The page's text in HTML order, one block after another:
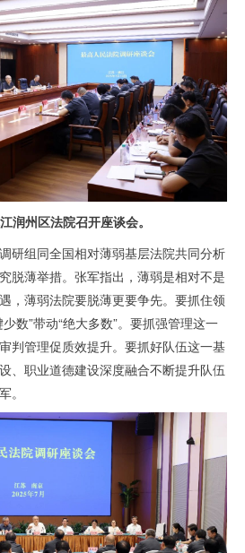
润州区法院召开座谈会。
组同全国相对薄弱基层法院共同分析
脱薄举措。张军指出，薄弱是相对不是
，薄弱法院要脱薄更要争先。要抓住领
数”带动“绝大多数”。要抓强管理这一
判管理促质效提升。要抓好队伍这一基
、职业道德建设深度融合不断提升队伍
。